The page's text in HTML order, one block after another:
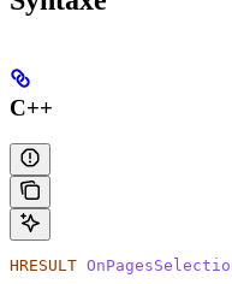
C++
HRESULT